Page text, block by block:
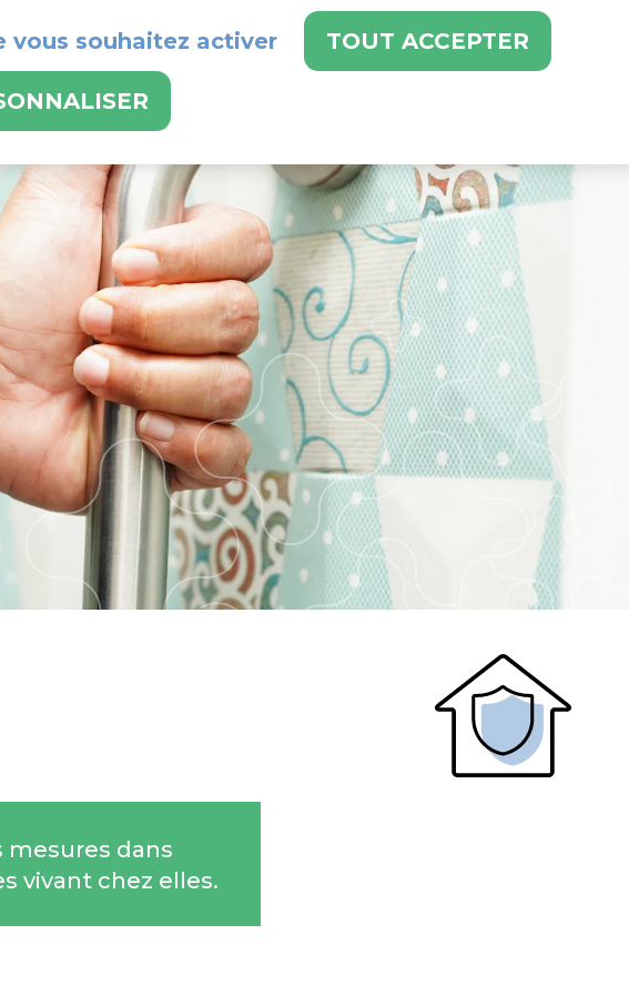
DE NOS SERVICES : 024 486 21 21
NOS SERVICES
mesures dans
vivant chez elles.
vous souhaitez activer
TOUT ACCEPTER